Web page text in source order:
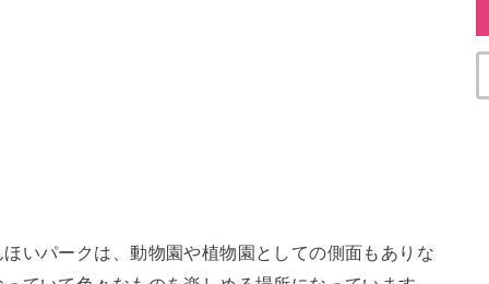
いパークは、動物園や植物園としての側面もありな